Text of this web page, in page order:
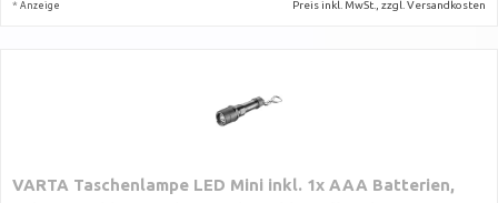
* Anzeige Preis inkl. MwSt., zzgl. Versandkosten
VARTA Taschenlampe LED Mini inkl. 1x AAA Batterien,